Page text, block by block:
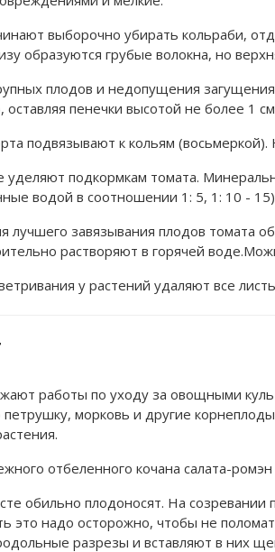
выборочно убирать кольраби,
образуются грубые волокна, но
плодов и недопущения
оставляя пенечки высотой не более 1
подвязывают к кольям
подкормкам томата.
водой в соотношении 1: 5, 1: 10 -
лучшего завязывания плодов томата
растворяют в горячей
у растений удаляют все
работы по уходу за овощными
петрушку, морковь и другие
отбеленного кочана салата-
обильно плодоносят. На созревании
это надо осторожно, чтобы не
разрезы и вставляют в них